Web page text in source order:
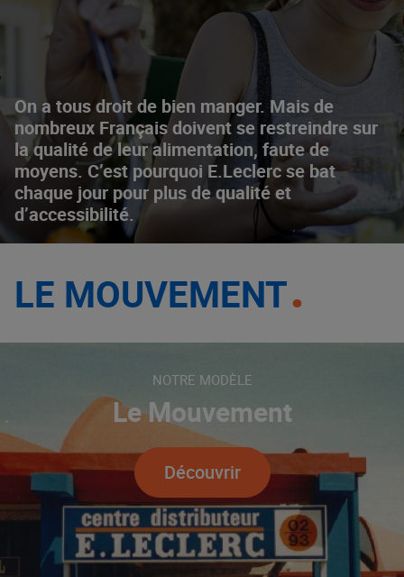
On a tous droit de bien manger. Mais de
nombreux Français doivent se restreindre sur
la qualité de leur alimentation, faute de
moyens. C’est pourquoi E.Leclerc se bat
chaque jour pour plus de qualité et
d’accessibilité.
LE MOUVEMENT
NOTRE MODÈLE
Le Mouvement
Découvrir